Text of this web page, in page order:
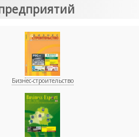
Бизнес-строительство